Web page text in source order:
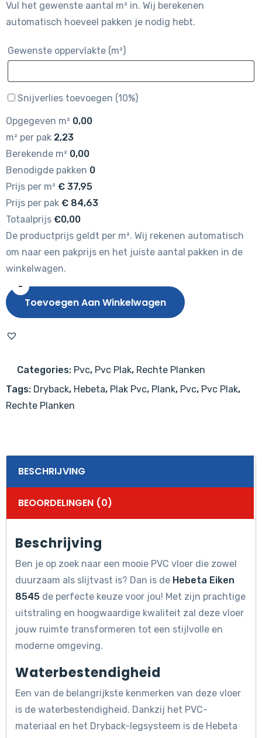
Vul het gewenste aantal m² in. Wij berekenen
automatisch hoeveel pakken je nodig hebt.
Gewenste oppervlakte (m²)
Snijverlies toevoegen (10%)
Opgegeven m² 0,00
m² per pak 2,23
Berekende m² 0,00
Benodigde pakken 0
Prijs per m² € 37,95
Prijs per pak € 84,63
Totaalprijs €0,00
De productprijs geldt per m². Wij rekenen automatisch
om naar een pakprijs en het juiste aantal pakken in de
winkelwagen.
-
Hebeta
Eiken
aantal
Toevoegen Aan Winkelwagen
Categories: Pvc, Pvc Plak, Rechte Planken
Tags: Dryback, Hebeta, Plak Pvc, Plank, Pvc, Pvc Plak,
Rechte Planken
BESCHRIJVING
BEOORDELINGEN (0)
Beschrijving
Ben je op zoek naar een mooie PVC vloer die zowel
duurzaam als slijtvast is? Dan is de Hebeta Eiken
8545 de perfecte keuze voor jou! Met zijn prachtige
uitstraling en hoogwaardige kwaliteit zal deze vloer
jouw ruimte transformeren tot een stijlvolle en
moderne omgeving.
Waterbestendigheid
Een van de belangrijkste kenmerken van deze vloer
is de waterbestendigheid. Dankzij het PVC-
materiaal en het Dryback-legsysteem is de Hebeta